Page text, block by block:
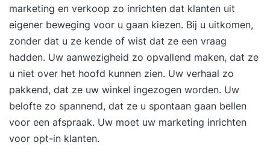
waardoor je ondernemerschap en initiatiefrijke
handelen wordt vergroot: Welke vorm van
ondernemerschap past het beste bij jouw
waarden en drijfveren? Wat is jouw gedragsstijl
en hoe kun je binnen die gedragsstijl proactief en
ondernemend handelen? Op welke momenten
en/of in welke contexten wil je meer initiatief en
ondernemend gedrag vertonen? Wat zijn jouw
resultaat-, activiteiten- en gedragsdoelstellingen
marketing en verkoop zo inrichten dat klanten uit
eigener beweging voor u gaan kiezen. Bij u uitkomen,
zonder dat u ze kende of wist dat ze een vraag
hadden. Uw aanwezigheid zo opvallend maken, dat ze
u niet over het hoofd kunnen zien. Uw verhaal zo
pakkend, dat ze uw winkel ingezogen worden. Uw
belofte zo spannend, dat ze u spontaan gaan bellen
voor een afspraak. Uw moet uw marketing inrichten
voor opt-in klanten.